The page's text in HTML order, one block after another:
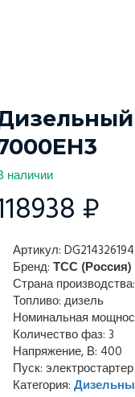
наличии
₽
Артикул: DG214326194
Бренд: ТСС (Россия)
Страна производства:
Топливо: дизель
Номинальная
Количество фаз: 3
Напряжение, В: 400
Пуск: электростартер
Категория: